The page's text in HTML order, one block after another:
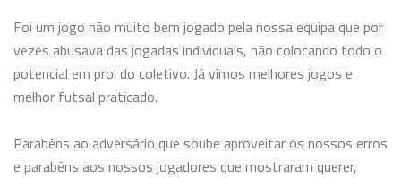
Foi um jogo não muito bem jogado pela nossa equipa que por
vezes abusavadas jogadas individuais, não colocando todo o
potencial em prol do coletivo. Já vimos melhores jogos e
melhor futsal praticado.
Parabéns ao adversário que soube aproveitar os nossos erros
e parabéns aos nossos jogadores que mostraram querer,